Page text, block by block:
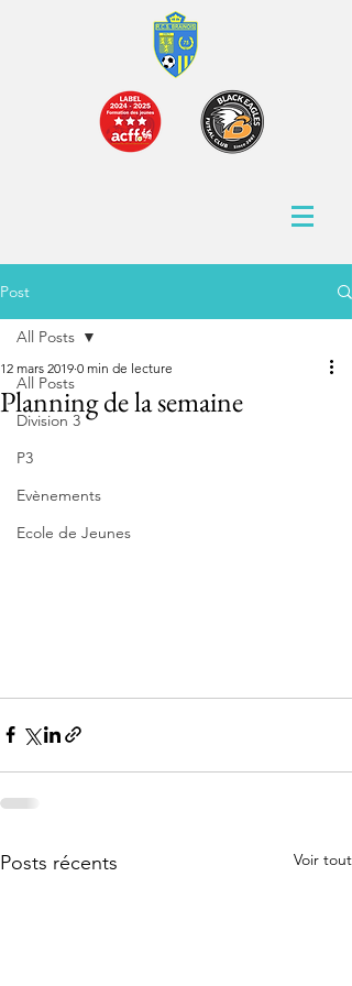
Post
All Posts
Division 3
P3
Evènements
Ecole de Jeunes
All Posts
Planning de la semaine
12 mars 2019 0 min de lecture
Posts récents Voir tout